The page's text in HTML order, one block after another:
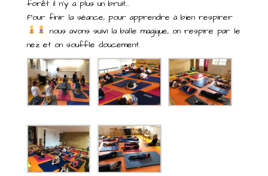
forêt il n’y a plus un bruit…
Pour finir la séance, pour apprendre à bien respirer
nous avons suivi la balle magique, on respire par le
nez et on souffle doucement.